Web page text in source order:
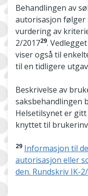
Behandlingen av
autorisasjon følger
vurdering av
2/201729.
viser også til
til en tidligere
Beskrivelse av
saksbehandlingen
Helsetilsynet er
knyttet til
29 Informasjon til
autorisasjon eller
den. Rundskriv IK-